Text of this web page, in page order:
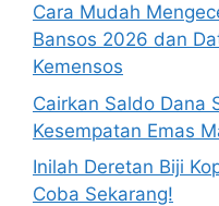
Cara Mudah
Bansos 2026 dan
Kemensos
Cairkan Saldo Dana
Kesempatan Emas
Inilah Deretan Biji
Coba Sekarang!